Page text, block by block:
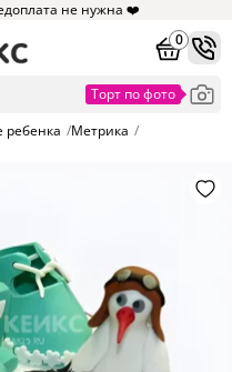
не нужна ❤️
0
ребенка /Метрика /